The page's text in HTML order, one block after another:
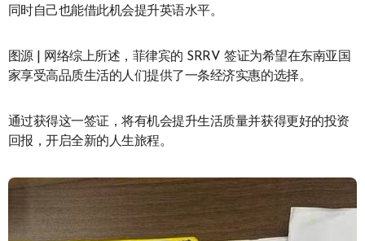
同时自己也能借此机会提升英语水平。
图源 | 网络综上所述，菲律宾的 SRRV 签证为希望在东南亚国
家享受高品质生活的人们提供了一条经济实惠的选择。
通过获得这一签证，将有机会提升生活质量并获得更好的投资
回报，开启全新的人生旅程。